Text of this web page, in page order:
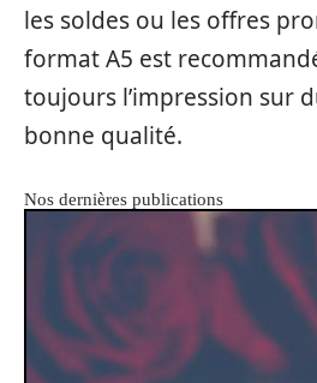
les soldes ou les offres
format A5 est
toujours l’impression sur
bonne qualité.
Nos dernières publications